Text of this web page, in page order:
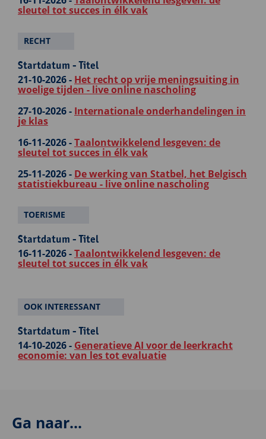
sleutel tot succes in élk vak
RECHT
Startdatum - Titel
21-10-2026 - Het recht op vrije meningsuiting in
woelige tijden - live online nascholing
27-10-2026 - Internationale onderhandelingen in
je klas
16-11-2026 -Taalontwikkelend lesgeven: de
sleutel tot succes in élk vak
25-11-2026 - De werking van Statbel, het Belgisch
statistiekbureau - live online nascholing
TOERISME
Startdatum - Titel
16-11-2026 -Taalontwikkelend lesgeven: de
sleutel tot succes in élk vak
OOK INTERESSANT
Startdatum - Titel
14-10-2026 - Generatieve AI voor de leerkracht
economie: van les tot evaluatie
Ga naar...